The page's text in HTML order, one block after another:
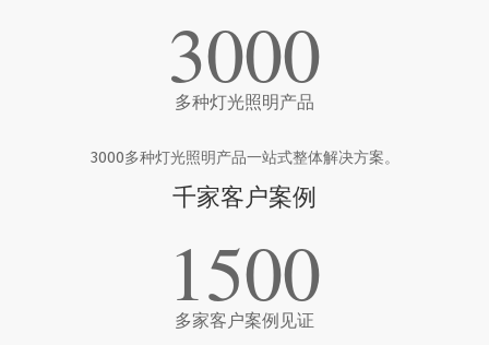
3000
多种灯光照明产品
3000多种灯光照明产品一站式整体解决方案。
千家客户案例
1500
多家客户案例见证